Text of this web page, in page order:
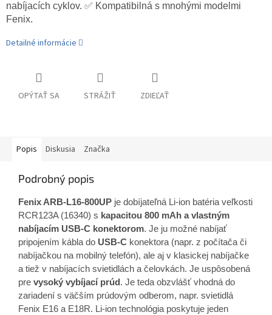
nabíjacích cyklov. ✅ Kompatibilná s mnohými modelmi
Fenix.
Detailné informácie
OPÝTAŤ SA STRÁŽIŤ ZDIEĽAŤ
Popis Diskusia Značka
Podrobný popis
Fenix ARB-L16-800UP je dobíjateľná Li-ion batéria veľkosti
RCR123A (16340) s kapacitou 800 mAh a vlastným
nabíjacím USB-C konektorom. Je ju možné nabíjať
pripojením kábla do USB-C konektora (napr. z počítača či
nabíjačkou na mobilný telefón), ale aj v klasickej nabíjačke
a tiež v nabíjacích svietidlách a čelovkách. Je uspôsobená
pre vysoký vybíjací prúd . Je teda obzvlášť vhodná do
zariadení s väčším prúdovým odberom, napr. svietidlá
Fenix E16 a E18R. Li-ion technológia poskytuje jeden